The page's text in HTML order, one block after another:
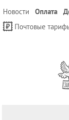
Новости Оплата
Почтовые